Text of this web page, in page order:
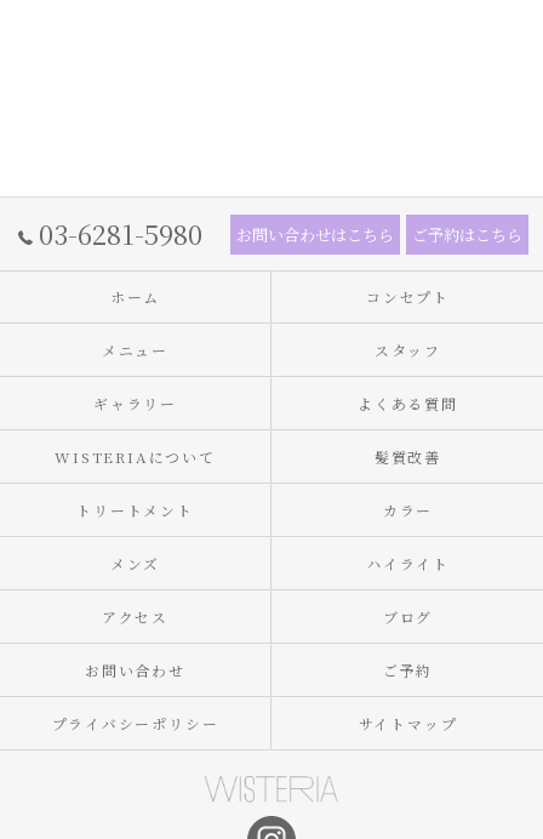
03-6281-5980 お問い合わせはこちら ご予約はこちら
ホーム コンセプト
メニュー スタッフ
ギャラリー よくある質問
WISTERIAについて 髪質改善
トリートメント カラー
メンズ ハイライト
アクセス ブログ
お問い合わせ ご予約
プライバシーポリシー サイトマップ